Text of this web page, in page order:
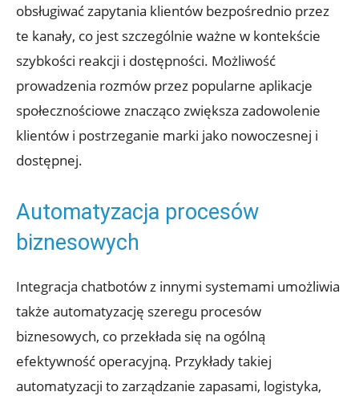
obsługiwać zapytania klientów bezpośrednio przez
te kanały, co jest szczególnie ważne w kontekście
szybkości reakcji i dostępności. Możliwość
prowadzenia rozmów przez popularne aplikacje
społecznościowe znacząco zwiększa zadowolenie
klientów i postrzeganie marki jako nowoczesnej i
dostępnej.
Automatyzacja procesów
biznesowych
Integracja chatbotów z innymi systemami umożliwia
także automatyzację szeregu procesów
biznesowych, co przekłada się na ogólną
efektywność operacyjną. Przykłady takiej
automatyzacji to zarządzanie zapasami, logistyka,